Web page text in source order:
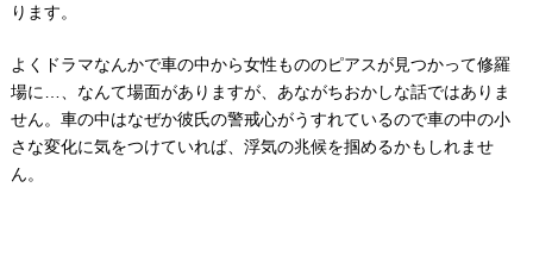
ります。
よくドラマなんかで車の中から女性もののピアスが見つかって修羅
場に…、なんて場面がありますが、あながちおかしな話ではありま
せん。車の中はなぜか彼氏の警戒心がうすれているので車の中の小
さな変化に気をつけていれば、浮気の兆候を掴めるかもしれませ
ん。